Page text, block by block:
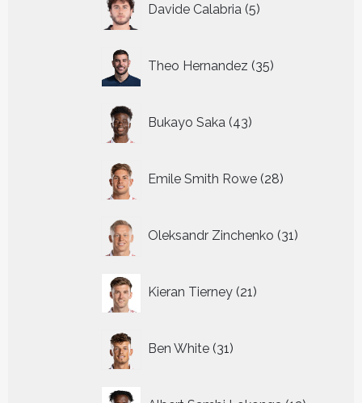
Davide Calabria 5
producten
Theo Hernandez 35
producten
Bukayo Saka 43
producten
Emile Smith Rowe 28
producten
Oleksandr Zinchenko 31
producten
Kieran Tierney 21
producten
Ben White 31
producten